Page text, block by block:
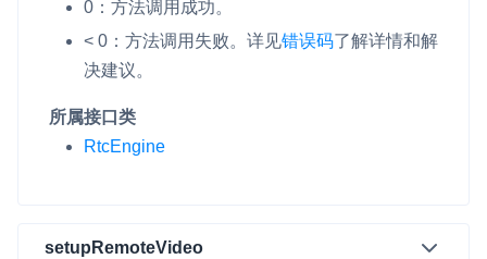
0：方法调用成功。
< 0：方法调用失败。 详见错误码了解详情和解
决建议。
所属接口类
RtcEngine
setupRemoteVideo